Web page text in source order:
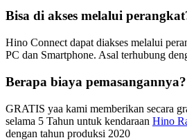
Bisa di akses melalui
Hino Connect dapat diakses melalui
PC dan Smartphone. Asal terhubung
Berapa biaya pemasangannya?
GRATIS yaa kami memberikan secara
selama 5 Tahun untuk kendaraan Hino
dengan tahun produksi 2020